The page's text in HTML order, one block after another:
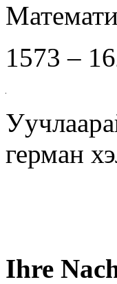
1573 –
герман
Ihre